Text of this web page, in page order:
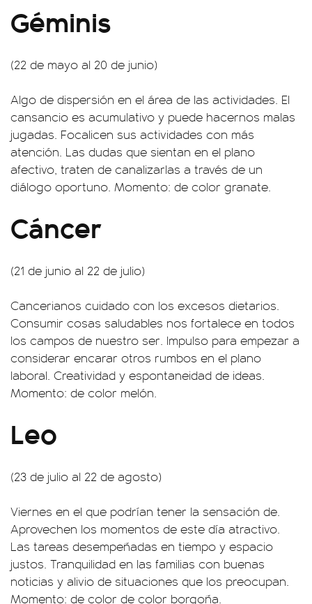
Géminis
(22 de mayo al 20 de junio)
Algo de dispersión en el área de las actividades. El
cansancio es acumulativo y puede hacernos malas
jugadas. Focalicen sus actividades con más
atención. Las dudas que sientan en el plano
afectivo, traten de canalizarlas a través de un
diálogo oportuno. Momento: de color granate.
Cáncer
(21 de junio al 22 de julio)
Cancerianos cuidado con los excesos dietarios.
Consumir cosas saludables nos fortalece en todos
los campos de nuestro ser. Impulso para empezar a
considerar encarar otros rumbos en el plano
laboral. Creatividad y espontaneidad de ideas.
Momento: de color melón.
Leo
(23 de julio al 22 de agosto)
Viernes en el que podrían tener la sensación de.
Aprovechen los momentos de este día atractivo.
Las tareas desempeñadas en tiempo y espacio
justos. Tranquilidad en las familias con buenas
noticias y alivio de situaciones que los preocupan.
Momento: de color de color borgoña.